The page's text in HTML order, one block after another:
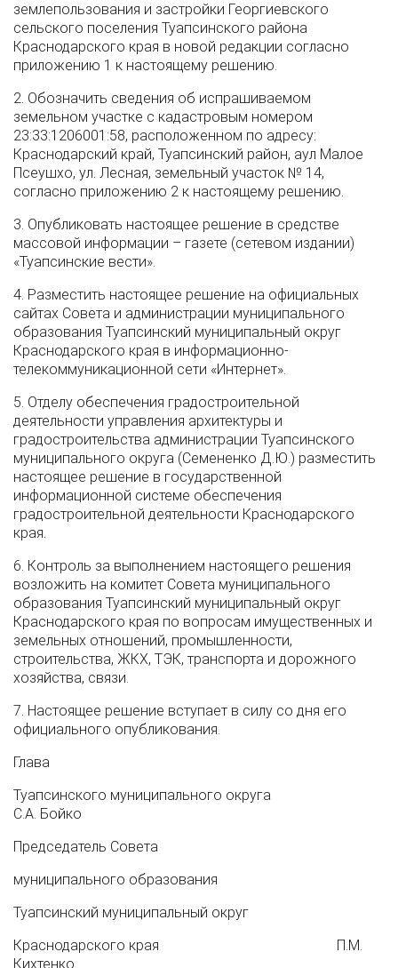
землепользования и застройки Георгиевского
сельского поселения Туапсинского района
Краснодарского края в новой редакции согласно
приложению 1 к настоящему решению.
2. Обозначить сведения об испрашиваемом
земельном участке с кадастровым номером
23:33:1206001:58, расположенном по адресу:
Краснодарский край, Туапсинский район, аул Малое
Псеушхо, ул. Лесная, земельный участок № 14,
согласно приложению 2 к настоящему решению.
3. Опубликовать настоящее решение в средстве
массовой информации – газете (сетевом издании)
«Туапсинские вести».
4. Разместить настоящее решение на официальных
сайтах Совета и администрации муниципального
образования Туапсинский муниципальный округ
Краснодарского края в информационно-
телекоммуникационной сети «Интернет».
5. Отделу обеспечения градостроительной
деятельности управления архитектуры и
градостроительства администрации Туапсинского
муниципального округа (Семененко Д.Ю.) разместить
настоящее решение в государственной
информационной системе обеспечения
градостроительной деятельности Краснодарского
края.
6. Контроль за выполнением настоящего решения
возложить на комитет Совета муниципального
образования Туапсинский муниципальный округ
Краснодарского края по вопросам имущественных и
земельных отношений, промышленности,
строительства, ЖКХ, ТЭК, транспорта и дорожного
хозяйства, связи.
7. Настоящее решение вступает в силу со дня его
официального опубликования.
Глава
Туапсинского муниципального округа
С.А. Бойко
Председатель Совета
муниципального образования
Туапсинский муниципальный округ
Краснодарского края П.М.
Кихтенко